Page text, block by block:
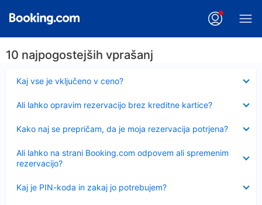
10 najpogostejših vprašanj
Kaj vse je vključeno v ceno?
Ali lahko opravim rezervacijo brez kreditne kartice?
Kako naj se prepričam, da je moja rezervacija potrjena?
Ali lahko na strani Booking.com odpovem ali spremenim
rezervacijo?
Kaj je PIN-koda in zakaj jo potrebujem?